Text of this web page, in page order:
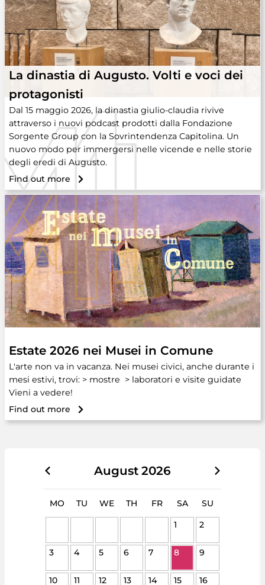
La dinastia di Augusto. Volti e voci dei
protagonisti
Dal 15 maggio 2026, la dinastia giulio-claudia rivive
attraverso i nuovi podcast prodotti dalla Fondazione
Sorgente Group con la Sovrintendenza Capitolina. Un
nuovo modo per immergersi nelle vicende e nelle storie
degli eredi di Augusto.
Find out more
Estate 2026 nei Musei in Comune
L'arte non va in vacanza. Nei musei civici, anche durante i
mesi estivi, trovi: > mostre > laboratori e visite guidate
Vieni a vedere!
Find out more
August 2026
MO TU WE TH FR SA
SU
1
2
3 4 5 6 7 8 9
10 11 12 13 14 15 16